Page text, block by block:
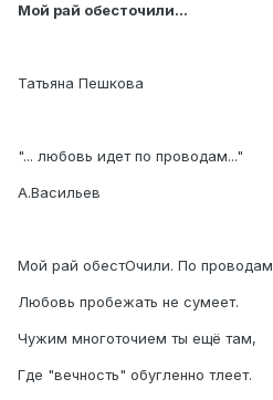
Мой рай обесточили...
Татьяна Пешкова
"... любовь идет по проводам..."
А.Васильев
Мой рай обестОчили. По проводам
Любовь пробежать не сумеет.
Чужим многоточием ты ещё там,
Где "вечность" обугленно тлеет.